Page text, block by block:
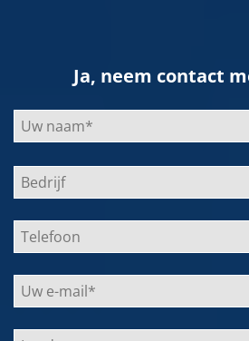
Ja, neem contact
Bitte
lasse
dieses
Feld
leer.